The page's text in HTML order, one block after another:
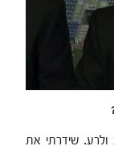
שידרתי את